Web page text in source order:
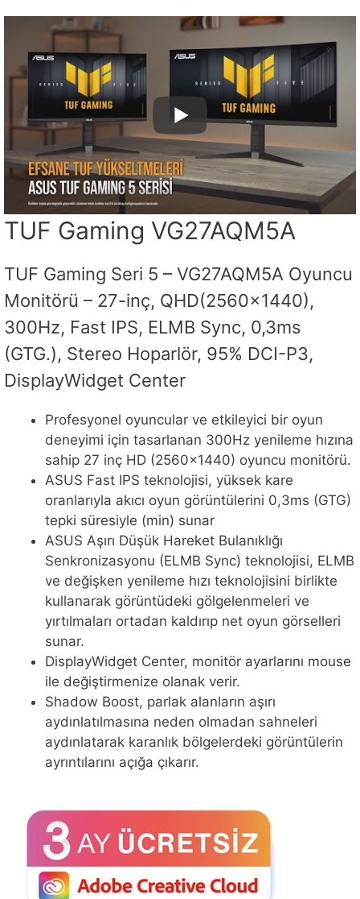
TUF Gaming VG27AQM5A
TUF Gaming Seri 5 – VG27AQM5A Oyuncu
Monitörü – 27-inç, QHD(2560×1440),
300Hz, Fast IPS, ELMB Sync, 0,3ms
(GTG.), Stereo Hoparlör, 95% DCI-P3,
DisplayWidget Center
Profesyonel oyuncular ve etkileyici bir oyun
deneyimi için tasarlanan 300Hz yenileme hızına
sahip 27 inç HD (2560×1440) oyuncu monitörü.
ASUS Fast IPS teknolojisi, yüksek kare
oranlarıyla akıcı oyun görüntülerini 0,3ms (GTG)
tepki süresiyle (min) sunar
ASUS Aşırı Düşük Hareket Bulanıklığı
Senkronizasyonu (ELMB Sync) teknolojisi, ELMB
ve değişken yenileme hızı teknolojisini birlikte
kullanarak görüntüdeki gölgelenmeleri ve
yırtılmaları ortadan kaldırıp net oyun görselleri
sunar.
DisplayWidget Center, monitör ayarlarını mouse
ile değiştirmenize olanak verir.
Shadow Boost, parlak alanların aşırı
aydınlatılmasına neden olmadan sahneleri
aydınlatarak karanlık bölgelerdeki görüntülerin
ayrıntılarını açığa çıkarır.